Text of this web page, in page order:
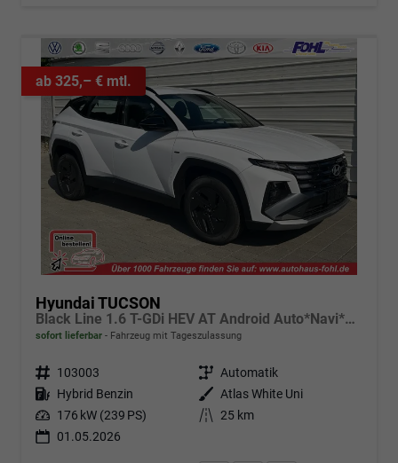
ab 325,– € mtl.
Hyundai TUCSON
Black Line 1.6 T-GDi HEV AT Android Auto*Navi*SHZ*Kamera*2Z Klimaauto*
sofort lieferbar Fahrzeug mit Tageszulassung
Fahrzeugnr. 103003 Getriebe Automatik
Kraftstoff Hybrid Benzin Außenfarbe Atlas White Uni
Leistung 176 kW (239 PS) Kilometerstand 25 km
01.05.2026